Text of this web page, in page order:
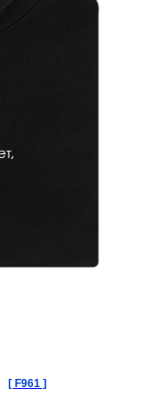
[ F961 ]